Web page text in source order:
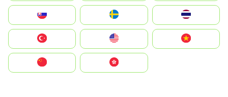
United States
中國香港特別行政區